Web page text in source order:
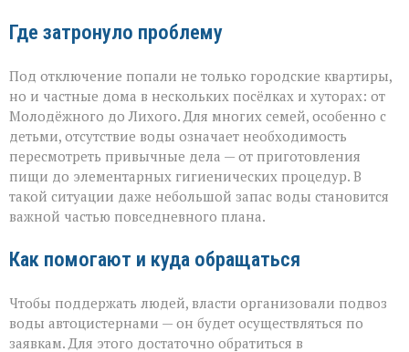
Где затронуло проблему
Под отключение попали не только городские квартиры,
но и частные дома в нескольких посёлках и хуторах: от
Молодёжного до Лихого. Для многих семей, особенно с
детьми, отсутствие воды означает необходимость
пересмотреть привычные дела — от приготовления
пищи до элементарных гигиенических процедур. В
такой ситуации даже небольшой запас воды становится
важной частью повседневного плана.
Как помогают и куда обращаться
Чтобы поддержать людей, власти организовали подвоз
воды автоцистернами — он будет осуществляться по
заявкам. Для этого достаточно обратиться в